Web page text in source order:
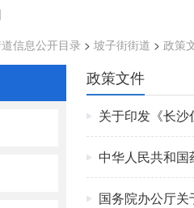
信息公开目录 > 坡子街街道 > 政策
政策文件
关于印发《长
中华人民共和
国务院办公厅